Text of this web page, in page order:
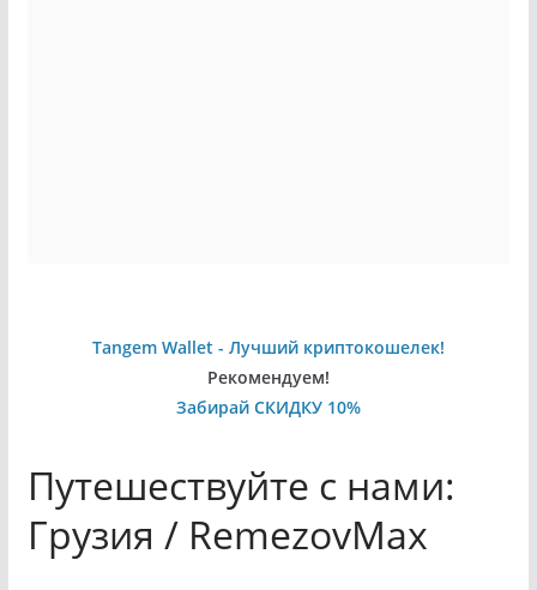
Tangem Wallet - Лучший криптокошелек!
Рекомендуем!
Забирай СКИДКУ 10%
Путешествуйте с нами:
Грузия / RemezovMax